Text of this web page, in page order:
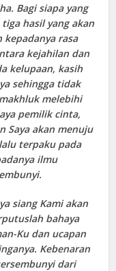
Bagi siapa yang
hasil yang akan
rasa
kejahilan dan
kelupaan, kasih
sehingga tidak
melebihi
pemilik cinta,
Saya akan menuju
terpaku pada
ilmu
siang Kami akan
bahaya
Ku dan ucapan
Kebenaran
dari